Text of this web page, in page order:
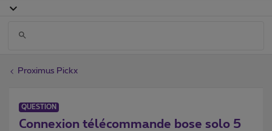
Proximus Pickx
QUESTION
Connexion télécommande bose solo 5